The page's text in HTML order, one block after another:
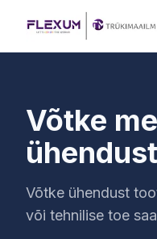
Mine sisu juurde
Võtke
ühendust
Võtke ühendust
või tehnilise toe